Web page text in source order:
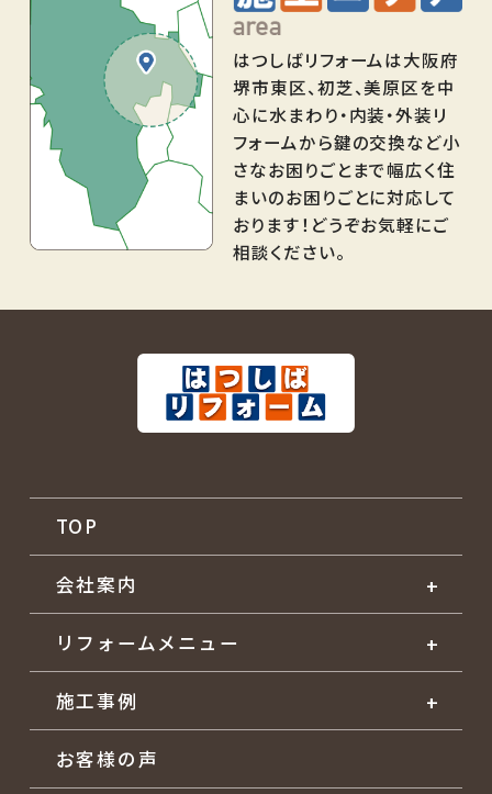
はつしばリフォームは大阪府
堺市東区、初芝、美原区を中
心に水まわり・内装・外装リ
フォームから鍵の交換など小
さなお困りごとまで幅広く住
まいのお困りごとに対応して
おります！どうぞお気軽にご
相談ください。
TOP
会社案内
リフォームメニュー
施工事例
お客様の声